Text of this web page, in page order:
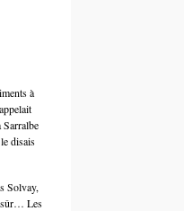
à
Sarralbe
disais
Solvay,
sûr… Les